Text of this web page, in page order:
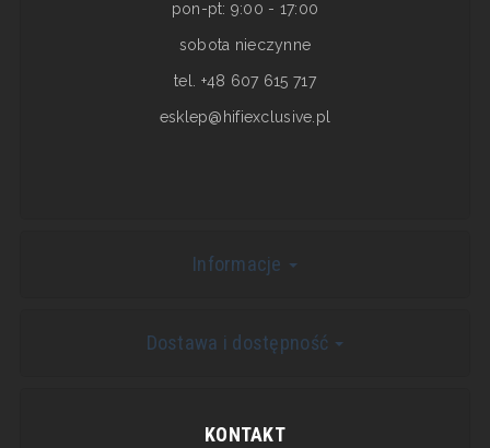
pon-pt: 9:00 - 17:00
sobota nieczynne
tel. +48 607 615 717
esklep@hifiexclusive.pl
Informacje
Dostawa i dostępność
KONTAKT